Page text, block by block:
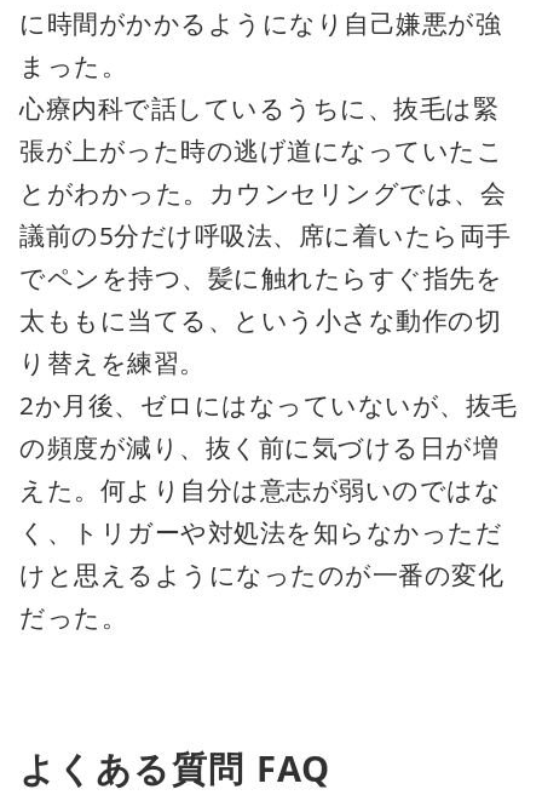
に時間がかかるようになり自己嫌悪が強
まった。
心療内科で話しているうちに、抜毛は緊
張が上がった時の逃げ道になっていたこ
とがわかった。カウンセリングでは、会
議前の5分だけ呼吸法、席に着いたら両手
でペンを持つ、髪に触れたらすぐ指先を
太ももに当てる、という小さな動作の切
り替えを練習。
2か月後、ゼロにはなっていないが、抜毛
の頻度が減り、抜く前に気づける日が増
えた。何より自分は意志が弱いのではな
く、トリガーや対処法を知らなかっただ
けと思えるようになったのが一番の変化
だった。
よくある質問 FAQ